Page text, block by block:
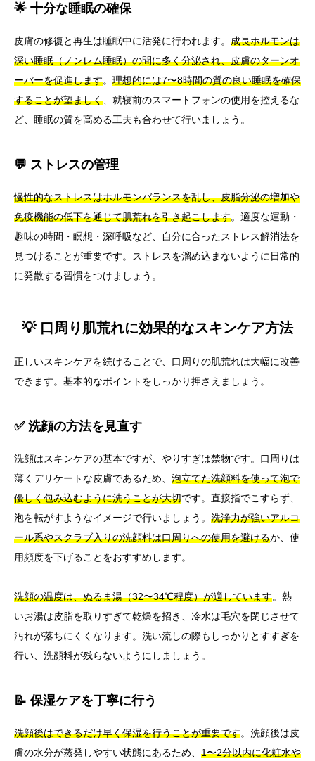
🌟 十分な睡眠の確保
皮膚の修復と再生は睡眠中に活発に行われます。 成長ホルモンは
深い睡眠（ノンレム睡眠）の間に多く分泌され、皮膚のターンオ
ーバーを促進します。 理想的には7〜8時間の質の良い睡眠を確保
することが望ましく 、就寝前のスマートフォンの使用を控えるな
ど、睡眠の質を高める工夫も合わせて行いましょう。
💬 ストレスの管理
慢性的なストレスはホルモンバランスを乱し、皮脂分泌の増加や
免疫機能の低下を通じて肌荒れを引き起こします。適度な運動・
趣味の時間・瞑想・深呼吸など、自分に合ったストレス解消法を
見つけることが重要です。ストレスを溜め込まないように日常的
に発散する習慣をつけましょう。
💡 口周り肌荒れに効果的なスキンケア方法
正しいスキンケアを続けることで、口周りの肌荒れは大幅に改善
できます。基本的なポイントをしっかり押さえましょう。
✅ 洗顔の方法を見直す
洗顔はスキンケアの基本ですが、やりすぎは禁物です。口周りは
薄くデリケートな皮膚であるため、 泡立てた洗顔料を使って泡で
優しく包み込むように洗うことが大切です。直接指でこすらず、
泡を転がすようなイメージで行いましょう。 洗浄力が強いアルコ
ール系やスクラブ入りの洗顔料は口周りへの使用を避けるか、使
用頻度を下げることをおすすめします。
洗顔の温度は、ぬるま湯（32〜34℃程度）が適しています。熱
いお湯は皮脂を取りすぎて乾燥を招き、冷水は毛穴を閉じさせて
汚れが落ちにくくなります。洗い流しの際もしっかりとすすぎを
行い、洗顔料が残らないようにしましょう。
📝 保湿ケアを丁寧に行う
洗顔後はできるだけ早く保湿を行うことが重要です。洗顔後は皮
膚の水分が蒸発しやすい状態にあるため、 1〜2分以内に化粧水や